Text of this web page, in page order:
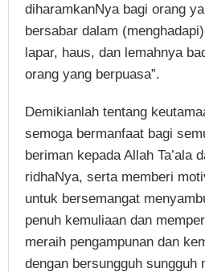
diharamkanNya bagi orang
bersabar dalam
lapar, haus, dan lemahnya
orang yang berpuasa”.
Demikianlah tentang
semoga bermanfaat bagi
beriman kepada Allah Ta’ala
ridhaNya, serta memberi
untuk bersemangat
penuh kemuliaan dan
meraih pengampunan dan
dengan bersungguh sungguh